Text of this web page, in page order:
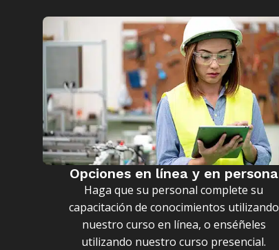
Opciones en línea y en persona
Haga que su personal complete su
capacitación de conocimientos utilizando
nuestro curso en línea, o enséñeles
utilizando nuestro curso presencial.